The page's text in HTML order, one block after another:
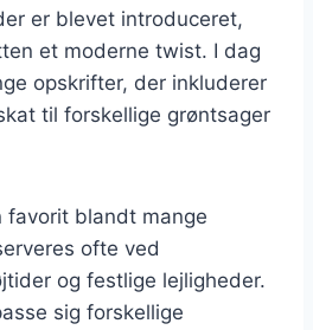
er blevet introduceret,
et moderne twist. I dag
opskrifter, der inkluderer
til forskellige grøntsager
favorit blandt mange
ofte ved
og festlige lejligheder.
sig forskellige